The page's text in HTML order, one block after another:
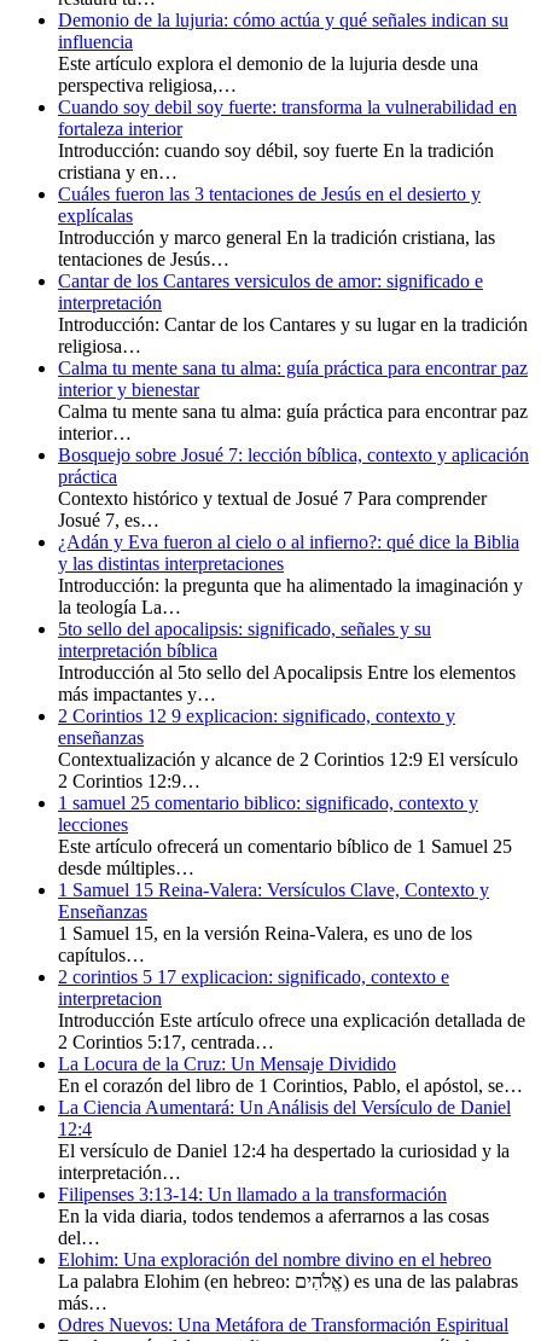
Demonio de la lujuria: cómo actúa y qué señales indican su
influencia
Este artículo explora el demonio de la lujuria desde una
perspectiva religiosa,…
Cuando soy debil soy fuerte: transforma la vulnerabilidad en
fortaleza interior
Introducción: cuando soy débil, soy fuerte En la tradición
cristiana y en…
Cuáles fueron las 3 tentaciones de Jesús en el desierto y
explícalas
Introducción y marco general En la tradición cristiana, las
tentaciones de Jesús…
Cantar de los Cantares versiculos de amor: significado e
interpretación
Introducción: Cantar de los Cantares y su lugar en la tradición
religiosa…
Calma tu mente sana tu alma: guía práctica para encontrar paz
interior y bienestar
Calma tu mente sana tu alma: guía práctica para encontrar paz
interior…
Bosquejo sobre Josué 7: lección bíblica, contexto y aplicación
práctica
Contexto histórico y textual de Josué 7 Para comprender
Josué 7, es…
¿Adán y Eva fueron al cielo o al infierno?: qué dice la Biblia
y las distintas interpretaciones
Introducción: la pregunta que ha alimentado la imaginación y
la teología La…
5to sello del apocalipsis: significado, señales y su
interpretación bíblica
Introducción al 5to sello del Apocalipsis Entre los elementos
más impactantes y…
2 Corintios 12 9 explicacion: significado, contexto y
enseñanzas
Contextualización y alcance de 2 Corintios 12:9 El versículo
2 Corintios 12:9…
1 samuel 25 comentario biblico: significado, contexto y
lecciones
Este artículo ofrecerá un comentario bíblico de 1 Samuel 25
desde múltiples…
1 Samuel 15 Reina-Valera: Versículos Clave, Contexto y
Enseñanzas
1 Samuel 15, en la versión Reina-Valera, es uno de los
capítulos…
2 corintios 5 17 explicacion: significado, contexto e
interpretacion
Introducción Este artículo ofrece una explicación detallada de
2 Corintios 5:17, centrada…
La Locura de la Cruz: Un Mensaje Dividido
En el corazón del libro de 1 Corintios, Pablo, el apóstol, se…
La Ciencia Aumentará: Un Análisis del Versículo de Daniel
12:4
El versículo de Daniel 12:4 ha despertado la curiosidad y la
interpretación…
Filipenses 3:13-14: Un llamado a la transformación
En la vida diaria, todos tendemos a aferrarnos a las cosas
del…
Elohim: Una exploración del nombre divino en el hebreo
La palabra Elohim (en hebreo: אֱלֹהִים) es una de las palabras
más…
Odres Nuevos: Una Metáfora de Transformación Espiritual